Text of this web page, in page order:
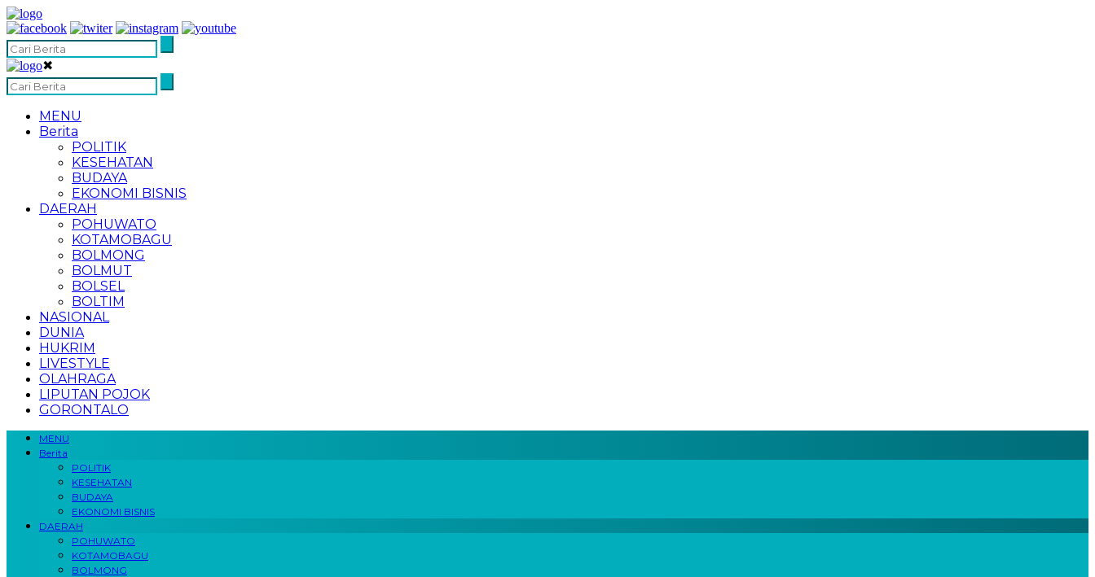
✖
MENU
Berita
POLITIK
KESEHATAN
BUDAYA
EKONOMI BISNIS
DAERAH
POHUWATO
KOTAMOBAGU
BOLMONG
BOLMUT
BOLSEL
BOLTIM
NASIONAL
DUNIA
HUKRIM
LIVESTYLE
OLAHRAGA
LIPUTAN POJOK
GORONTALO
MENU
Berita
POLITIK
KESEHATAN
BUDAYA
EKONOMI BISNIS
DAERAH
POHUWATO
KOTAMOBAGU
BOLMONG